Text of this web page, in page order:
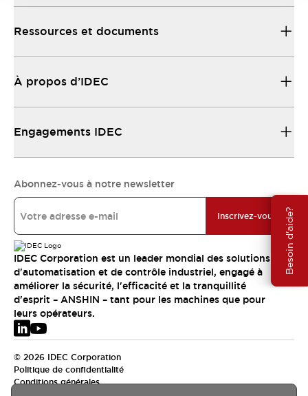
Besoin d'aide?
Ressources et documents
À propos d’IDEC
Engagements IDEC
Abonnez-vous à notre newsletter
Inscrivez-vous
IDEC Corporation est un leader mondial des solutions
d'automatisation et de contrôle industriel, engagé à
améliorer la sécurité, l'efficacité et la tranquillité
d'esprit – ANSHIN – tant pour les machines que pour
leurs opérateurs.
© 2026 IDEC Corporation
Politique de confidentialité
Conditions générales